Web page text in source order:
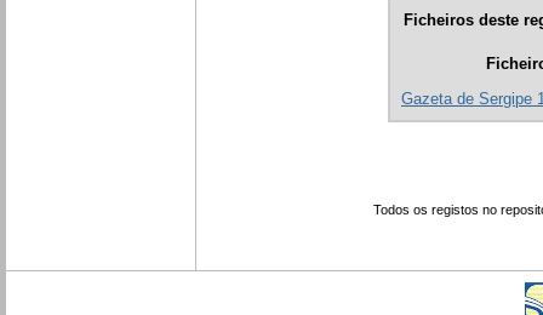
Ficheiros deste
Gazeta de Sergipe
Todos os registos no